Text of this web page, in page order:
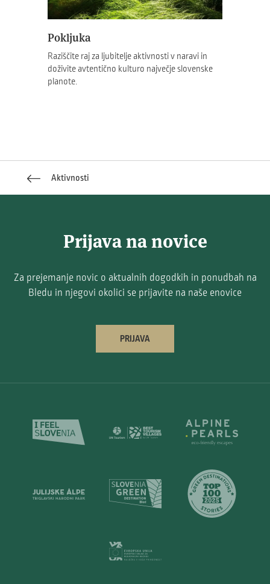
Pokljuka
Raziščite raj za ljubitelje aktivnosti v naravi in
doživite avtentično kulturo največje slovenske
planote.
Aktivnosti
Prijava na novice
Za prejemanje novic o aktualnih dogodkih in ponudbah na
Bledu in njegovi okolici se prijavite na naše enovice
PRIJAVA